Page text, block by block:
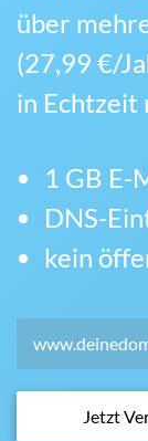
über
(27,99 €/
in Echtzeit
1 GB E-
DNS-
kein
Jetzt